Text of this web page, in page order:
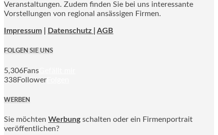
Veranstaltungen. Zudem finden Sie bei uns interessante
Vorstellungen von regional ansässigen Firmen.
Impressum Datenschutz | AGB
FOLGEN SIE UNS
5,306Fans
338Follower
WERBEN
Sie möchten Werbung schalten oder ein Firmenportrait
veröffentlichen?